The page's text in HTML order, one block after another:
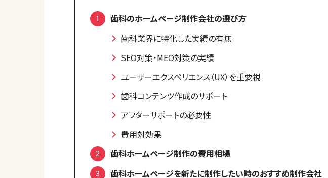
歯科のホームページ制作会社の選び方
歯科業界に特化した実績の有無
SEO対策・MEO対策の実績
ユーザーエクスペリエンス（UX）を重要視
歯科コンテンツ作成のサポート
アフターサポートの必要性
費用対効果
歯科ホームページ制作の費用相場
歯科ホームページを新たに制作したい時のおすすめ制作会社